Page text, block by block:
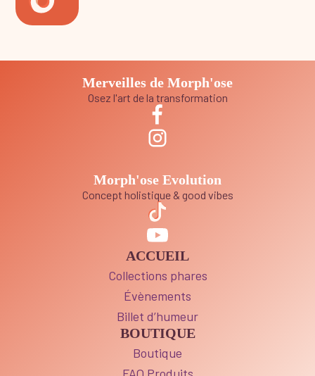
Merveilles de Morph'ose
Osez l'art de la transformation
Morph'ose Evolution
Concept holistique & good vibes
ACCUEIL
Collections phares
Évènements
Billet d’humeur
BOUTIQUE
Boutique
FAQ Produits